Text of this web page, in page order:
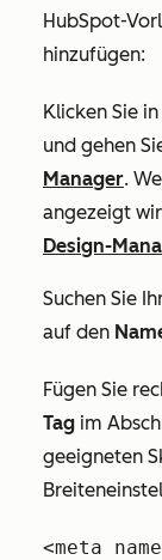
HubSpot-
hinzufügen:
Klicken Sie
und gehen
Manager.
angezeigt
Design-
Suchen Sie
auf den
Fügen Sie
Tag im
geeigneten
<meta